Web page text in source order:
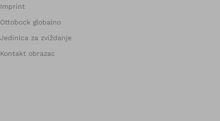
Imprint
Ottobock globalno
Jedinica za zviždanje
Kontakt obrazac